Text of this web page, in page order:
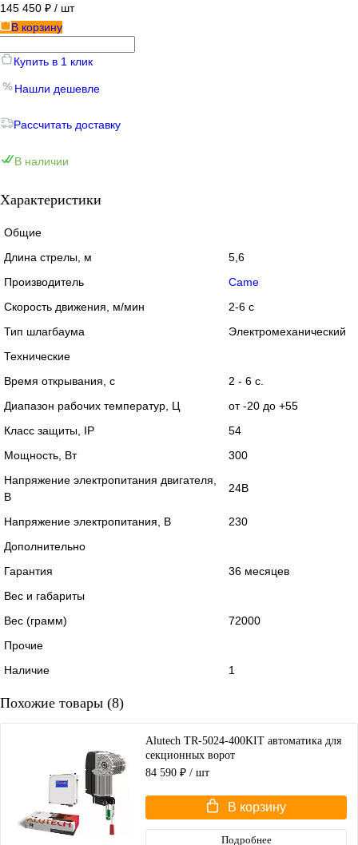
145 450 ₽ / шт
В корзину
Купить в 1 клик
Нашли дешевле
Рассчитать доставку
В наличии
Характеристики
Общие
Длина стрелы, м
5,6
Производитель
Came
Скорость движения, м/мин
2-6 с
Тип шлагбаума
Электромеханический
Технические
Время открывания, с
2 - 6 с.
Диапазон рабочих температур, Ц
от -20 до +55
Класс защиты, IP
54
Мощность, Вт
300
Напряжение электропитания двигателя,
В
24В
Напряжение электропитания, В
230
Дополнительно
Гарантия
36 месяцев
Вес и габариты
Вес (грамм)
72000
Прочие
Наличие
1
Похожие товары (8)
Alutech TR-5024-400KIT автоматика для
секционных ворот
84 590 ₽ / шт
В корзину
Подробнее